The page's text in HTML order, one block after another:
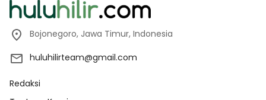
Bojonegoro, Jawa Timur, Indonesia
huluhilirteam@gmail.com
Redaksi